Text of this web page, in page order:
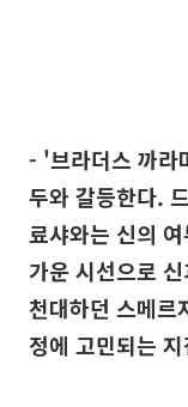
- '브라더스 까라
두와 갈등한다.
료샤와는 신의
가운 시선으로
천대하던 스메르
정에 고민되는